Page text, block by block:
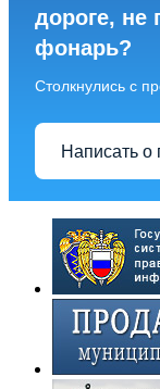
дороге, не
фонарь?
Столкнулись с
Написать о